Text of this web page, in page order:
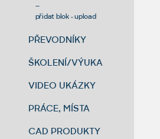
--
přidat blok - upload
PŘEVODNÍKY
ŠKOLENÍ/VÝUKA
VIDEO UKÁZKY
PRÁCE, MÍSTA
CAD PRODUKTY